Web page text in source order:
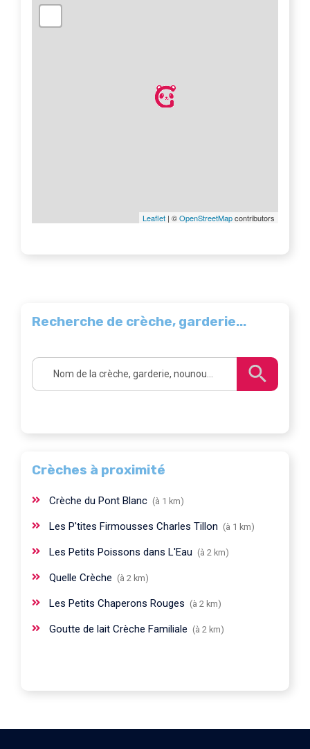
Leaflet | ©OpenStreetMapcontributors
Recherche de crèche, garderie...
Crèches à proximité
Crèche du Pont Blanc (à 1 km)
Les P'tites Firmousses Charles Tillon (à 1 km)
Les Petits Poissons dans L'Eau (à 2 km)
Quelle Crèche (à 2 km)
Les Petits Chaperons Rouges (à 2 km)
Goutte de lait Crèche Familiale (à 2 km)